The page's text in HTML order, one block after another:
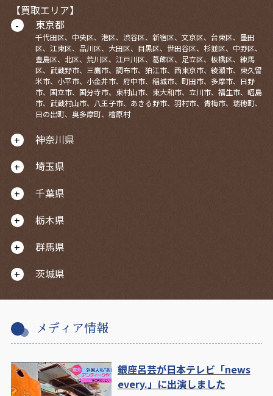
【買取エリア】
東京都
千代田区、中央区、港区、渋谷区、新宿区、文京区、台東区、墨田
区、江東区、品川区、大田区、目黒区、世田谷区、杉並区、中野区、
豊島区、北区、荒川区、江戸川区、葛飾区、足立区、板橋区、練馬
区、武蔵野市、三鷹市、調布市、狛江市、西東京市、綾瀬市、東久留
米市、小平市、小金井市、府中市、稲城市、町田市、多摩市、日野
市、国立市、国分寺市、東村山市、東大和市、立川市、福生市、昭島
市、武蔵村山市、八王子市、あきる野市、羽村市、青梅市、瑞穂町、
日の出町、奥多摩町、檜原村
神奈川県
埼玉県
千葉県
栃木県
群馬県
茨城県
メディア情報
銀座呂芸が日本テレビ「news
every.」に出演しました